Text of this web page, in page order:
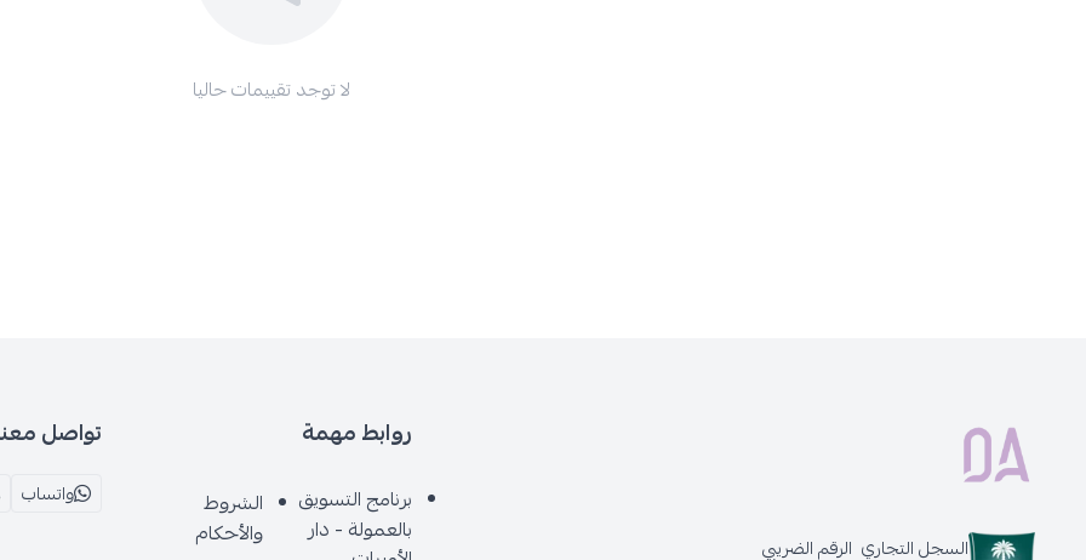
لا توجد تقييمات حاليا
السجل التجاري الرقم الضريبي
روابط مهمة
برنامج التسويق
بالعمولة - دار
الشروط
والأحكام
تواصل
واتساب